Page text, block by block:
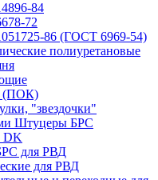
84
72
86 (ГОСТ 6969-54)
полиуретановые
(ПОК)
"звездочки"
Штуцеры БРС
DK
для РВД
для РВД